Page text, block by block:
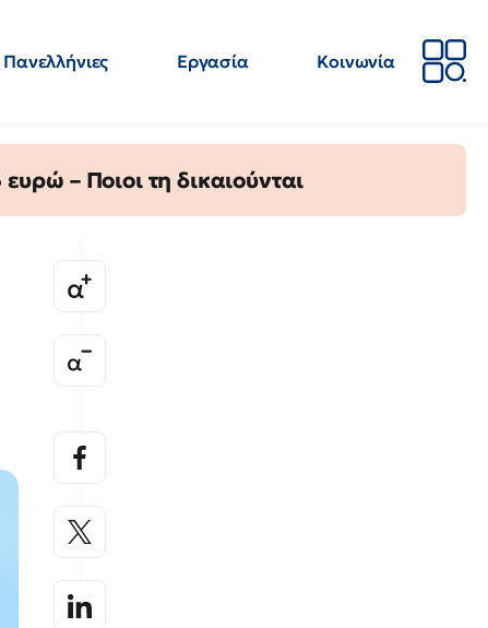
Πανελλήνιες Εργασία
Κοινωνία
– Ποιοι τη δικαιούνται